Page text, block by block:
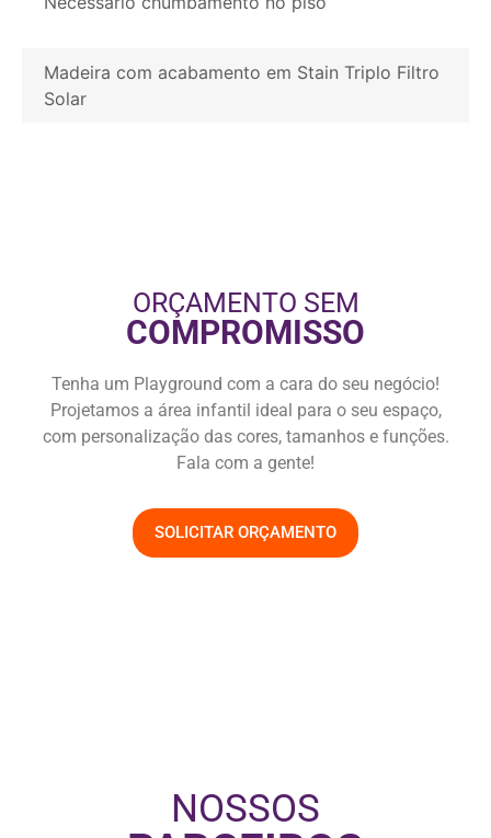
Madeira com acabamento em Stain Triplo Filtro
Solar
ORÇAMENTO SEM
COMPROMISSO
Tenha um Playground com a cara do seu negócio!
Projetamos a área infantil ideal para o seu espaço,
com personalização das cores, tamanhos e funções.
Fala com a gente!
SOLICITAR ORÇAMENTO
NOSSOS